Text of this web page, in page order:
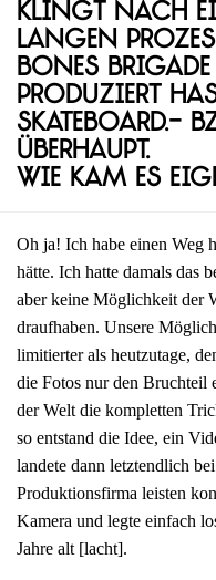
Klingt nach
langen
Bones
produziert
Skateboard.-
überhaupt.
Wie kam es
Oh ja! Ich habe einen Weg
hätte. Ich hatte damals das
aber keine Möglichkeit der
draufhaben. Unsere
limitierter als heutzutage,
die Fotos nur den Bruchteil
der Welt die kompletten
so entstand die Idee, ein
landete dann letztendlich
Produktionsfirma leisten
Kamera und legte einfach
Jahre alt [lacht].